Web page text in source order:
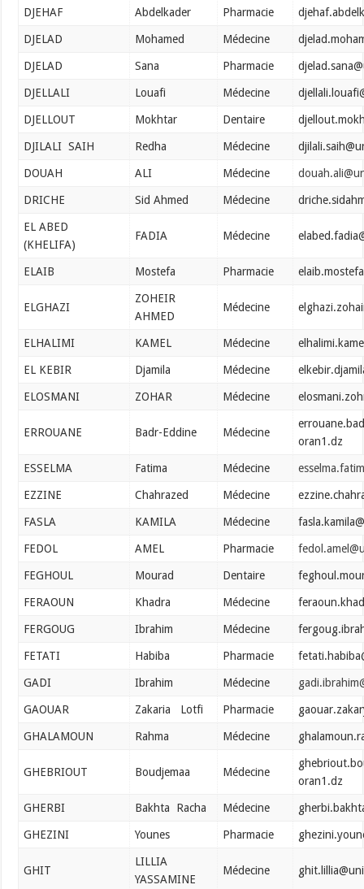
DJEHAF Abdelkader Pharmacie
DJELAD Mohamed Médecine
DJELAD Sana Pharmacie
DJELLALI Louafi Médecine
DJELLOUT Mokhtar Dentaire
DJILALI SAIH Redha Médecine
DOUAH ALI Médecine
DRICHE Sid Ahmed Médecine
EL ABED
(KHELIFA)
FADIA Médecine
ELAIB Mostefa Pharmacie
ELGHAZI
ZOHEIR
AHMED
Médecine
ELHALIMI KAMEL Médecine
EL KEBIR Djamila Médecine
ELOSMANI ZOHAR Médecine
ERROUANE Badr-Eddine Médecine
oran1.dz
ESSELMA Fatima Médecine
EZZINE Chahrazed Médecine
FASLA KAMILA Médecine
FEDOL AMEL Pharmacie
FEGHOUL Mourad Dentaire
FERAOUN Khadra Médecine
FERGOUG Ibrahim Médecine
FETATI Habiba Pharmacie
GADI Ibrahim Médecine
GAOUAR Zakaria Lotfi Pharmacie
GHALAMOUN Rahma Médecine
GHEBRIOUT Boudjemaa Médecine
oran1.dz
GHERBI Bakhta Racha Médecine
GHEZINI Younes Pharmacie
GHIT
LILLIA
YASSAMINE
Médecine